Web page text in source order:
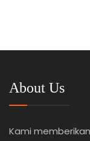
About Us
Kami